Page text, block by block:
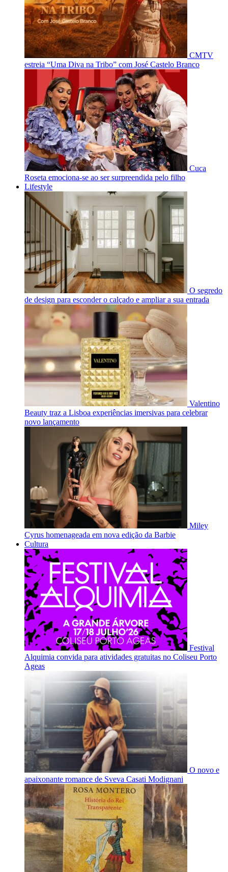
CMTV
estreia “Uma Diva na Tribo” com José Castelo Branco
Cuca
Roseta emociona-se ao ser surpreendida pelo filho
Lifestyle
O segredo
de design para esconder o calçado e ampliar a sua entrada
Valentino
Beauty traz a Lisboa experiências imersivas para celebrar
novo lançamento
Miley
Cyrus homenageada em nova edição da Barbie
Cultura
Festival
Alquimia convida para atividades gratuitas no Coliseu Porto
Ageas
O novo e
apaixonante romance de Sveva Casati Modignani